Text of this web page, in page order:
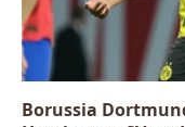
Borussia